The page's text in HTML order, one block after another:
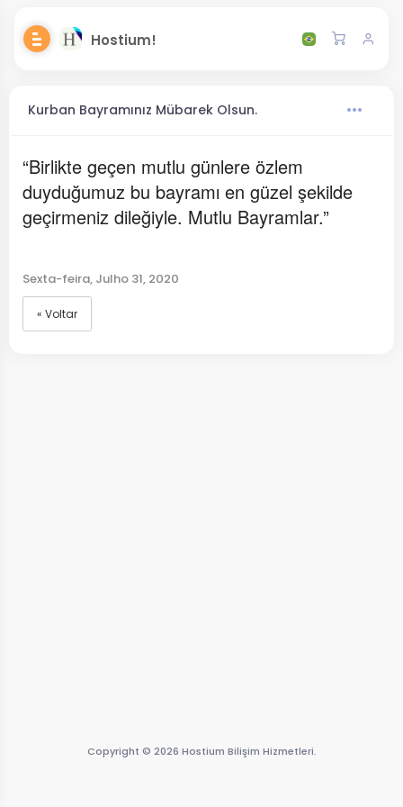
Hostium!
Kurban Bayramınız Mübarek Olsun.
“Birlikte geçen mutlu günlere özlem
duyduğumuz bu bayramı en güzel şekilde
geçirmeniz dileğiyle. Mutlu Bayramlar.”
Sexta-feira, Julho 31, 2020
« Voltar
Copyright © 2026 Hostium Bilişim Hizmetleri.